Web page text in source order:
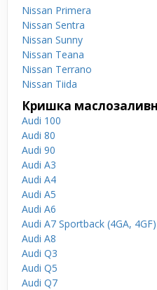
Nissan Primera
Nissan Sentra
Nissan Sunny
Nissan Teana
Nissan Terrano
Nissan Tiida
Кришка
Audi 100
Audi 80
Audi 90
Audi A3
Audi A4
Audi A5
Audi A6
Audi A7 Sportback (4GA, 4GF)
Audi A8
Audi Q3
Audi Q5
Audi Q7